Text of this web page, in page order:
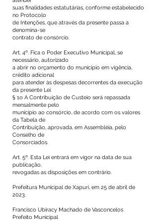
suas finalidades estatutárias, conforme estabelecido
no Protocolo
de Intenções, que através da presente passa a
denomina-se
contrato de consórcio.
Art. 4º. Fica o Poder Executivo Municipal, se
necessário, autorizado
a abrir no orçamento do município em vigência,
crédito adicional
para atender às despesas decorrentes da execução
da presente Lei.
§ 1o A Contribuição de Custeio será repassada
mensalmente pelo
município ao consórcio, de acordo com os valores
da Tabela de
Contribuição, aprovada, em Assembléia, pelo
Conselho de
Consorciados.
Art. 5º. Esta Lei entrará em vigor na data de sua
publicação,
revogadas as disposições em contrário.
Prefeitura Municipal de Xapuri, em 25 de abril de
2023.
Francisco Ubiracy Machado de Vasconcelos
Prefeito Municipal